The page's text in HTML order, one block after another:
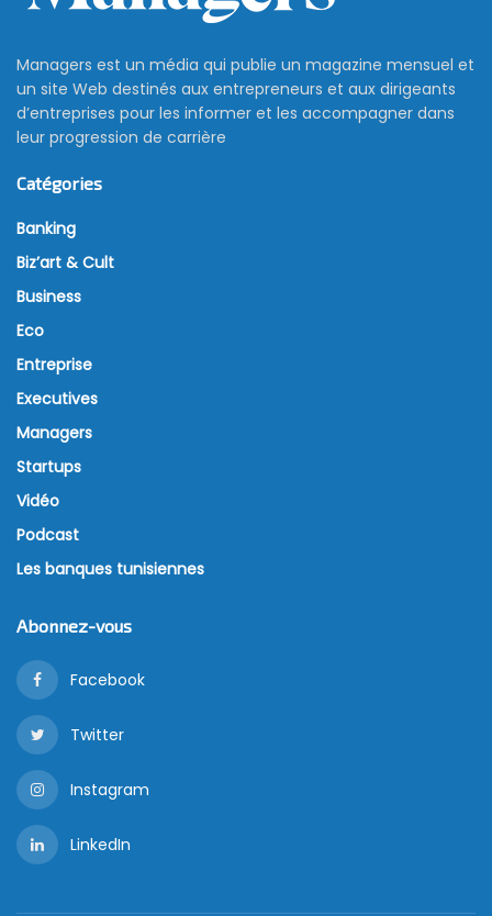
Managers est un média qui publie un magazine mensuel et
un site Web destinés aux entrepreneurs et aux dirigeants
d’entreprises pour les informer et les accompagner dans
leur progression de carrière
Catégories
Banking
Biz’art & Cult
Business
Eco
Entreprise
Executives
Managers
Startups
Vidéo
Podcast
Les banques tunisiennes
Abonnez-vous
Facebook
Twitter
Instagram
LinkedIn